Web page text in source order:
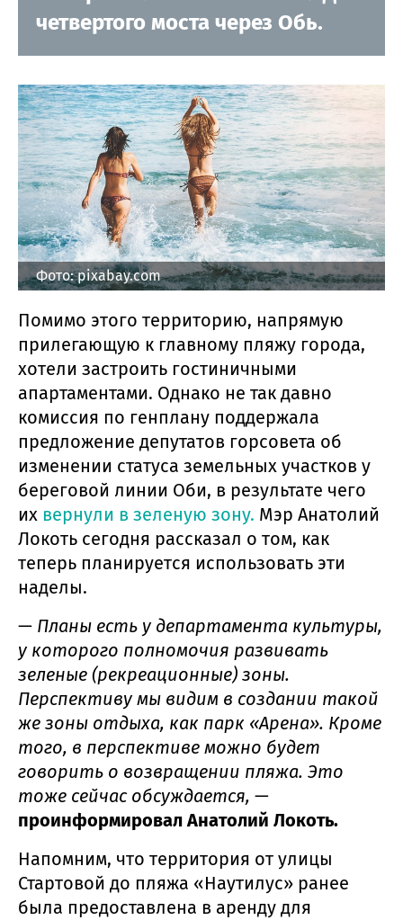
четвертого моста через Обь.
Фото: pixabay.com
Помимо этого территорию, напрямую
прилегающую к главному пляжу города,
хотели застроить гостиничными
апартаментами. Однако не так давно
комиссия по генплану поддержала
предложение депутатов горсовета об
изменении статуса земельных участков у
береговой линии Оби, в результате чего
их вернули в зеленую зону. Мэр Анатолий
Локоть сегодня рассказал о том, как
теперь планируется использовать эти
наделы.
— Планы есть у департамента культуры,
у которого полномочия развивать
зеленые (рекреационные) зоны.
Перспективу мы видим в создании такой
же зоны отдыха, как парк «Арена». Кроме
того, в перспективе можно будет
говорить о возвращении пляжа. Это
тоже сейчас обсуждается, —
проинформировал Анатолий Локоть.
Напомним, что территория от улицы
Стартовой до пляжа «Наутилус» ранее
была предоставлена в аренду для